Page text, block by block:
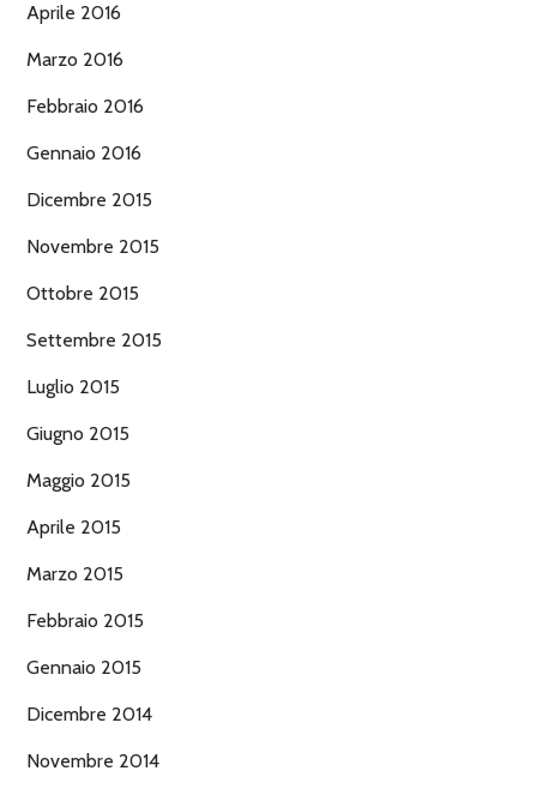
Aprile 2016
Marzo 2016
Febbraio 2016
Gennaio 2016
Dicembre 2015
Novembre 2015
Ottobre 2015
Settembre 2015
Luglio 2015
Giugno 2015
Maggio 2015
Aprile 2015
Marzo 2015
Febbraio 2015
Gennaio 2015
Dicembre 2014
Novembre 2014